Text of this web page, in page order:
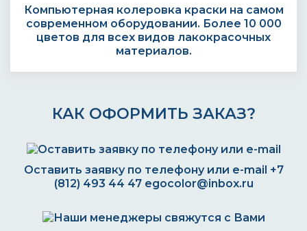
Компьютерная колеровка краски на самом
современном оборудовании. Более 10 000
цветов для всех видов лакокрасочных
материалов.
КАК ОФОРМИТЬ ЗАКАЗ?
Оставить заявку по телефону или e-mail +7
(812) 493 44 47 egocolor@inbox.ru